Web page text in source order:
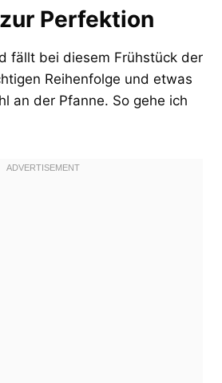
Perfektion
fällt bei diesem Frühstück der
Reihenfolge und etwas
an der Pfanne. So gehe ich